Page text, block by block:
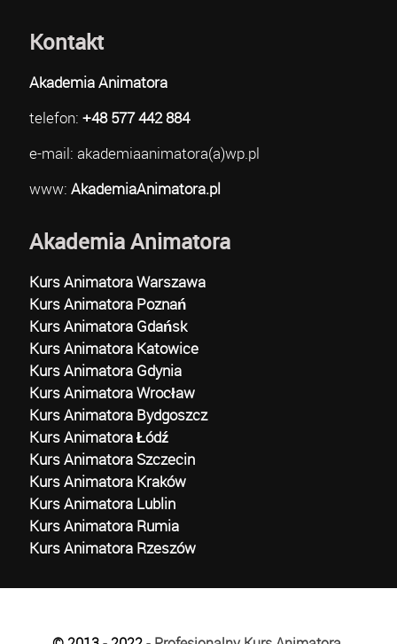
Kontakt
Akademia Animatora
telefon: +48 577 442 884
e-mail: akademiaanimatora(a)wp.pl
www: AkademiaAnimatora.pl
Akademia Animatora
Kurs Animatora Warszawa
Kurs Animatora Poznań
Kurs Animatora Gdańsk
Kurs Animatora Katowice
Kurs Animatora Gdynia
Kurs Animatora Wrocław
Kurs Animatora Bydgoszcz
Kurs Animatora Łódź
Kurs Animatora Szczecin
Kurs Animatora Kraków
Kurs Animatora Lublin
Kurs Animatora Rumia
Kurs Animatora Rzeszów